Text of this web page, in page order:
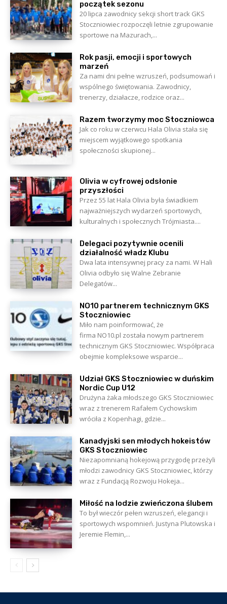
początek sezonu
20 lipca zawodnicy sekcji short track GKS
Stoczniowiec rozpoczęli letnie zgrupowanie
sportowe na Mazurach,...
Rok pasji, emocji i sportowych
marzeń
Za nami dni pełne wzruszeń, podsumowań i
wspólnego świętowania. Zawodnicy,
trenerzy, działacze, rodzice oraz...
Razem tworzymy moc Stoczniowca
Jak co roku w czerwcu Hala Olivia stała się
miejscem wyjątkowego spotkania
społeczności skupionej...
Olivia w cyfrowej odsłonie
przyszłości
Przez 55 lat Hala Olivia była świadkiem
najważniejszych wydarzeń sportowych,
kulturalnych i społecznych Trójmiasta....
Delegaci pozytywnie ocenili
działalność władz Klubu
Dwa lata intensywnej pracy za nami. W Hali
Olivia odbyło się Walne Zebranie
Delegatów...
NO10 partnerem technicznym GKS
Stoczniowiec
Miło nam poinformować, że
firma NO10.pl została nowym partnerem
technicznym GKS Stoczniowiec. Współpraca
obejmie kompleksowe wsparcie...
Udział GKS Stoczniowiec w duńskim
Nordic Cup U12
Drużyna żaka młodszego GKS Stoczniowiec
wraz z trenerem Rafałem Cychowskim
wróciła z Kopenhagi, gdzie...
Kanadyjski sen młodych hokeistów
GKS Stoczniowiec
Niezapomnianą hokejową przygodę przeżyli
młodzi zawodnicy GKS Stoczniowiec, którzy
wraz z Fundacją Rozwoju Hokeja...
Miłość na lodzie zwieńczona ślubem
To był wieczór pełen wzruszeń, elegancji i
sportowych wspomnień. Justyna Plutowska i
Jeremie Flemin,...